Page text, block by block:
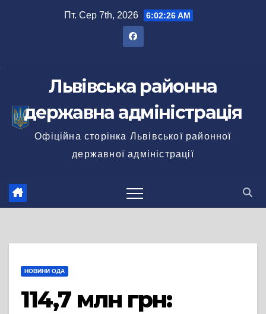
Пт. Сер 7th, 2026 6:02:26 AM
Львівська районна
державна адміністрація
Офіційна сторінка Львівської районної
державної адміністрації
НОВИНИ ОДА
114,7 млн грн: